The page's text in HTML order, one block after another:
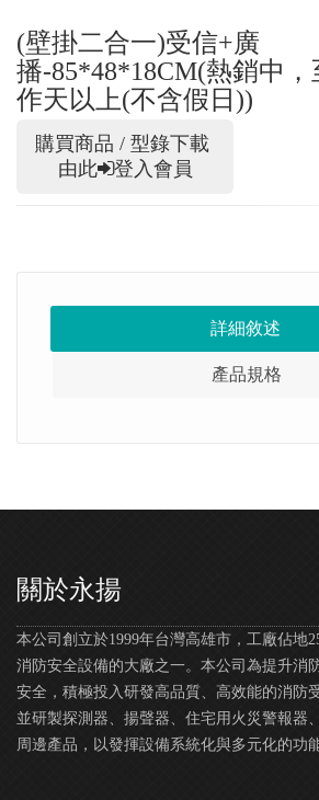
(壁掛二合一)受信+廣
播-85*48*18CM(熱銷中，
作天以上(不含假日))
購買商品 / 型錄下載
由此
登入會員
詳細敘述
產品規格
關於永揚
本公司創立於1999年台灣高雄市，工廠佔地
消防安全設備的大廠之一。本公司為提升消
安全，積極投入研發高品質、高效能的消防
並研製探測器、揚聲器、住宅用火災警報器
周邊產品，以發揮設備系統化與多元化的功能